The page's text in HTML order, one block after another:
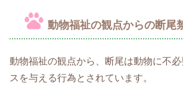
動物福祉の観点からの断尾
動物福祉の観点から、断尾は動物に不
スを与える行為とされています。